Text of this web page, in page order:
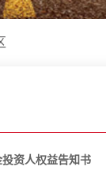
资人权益告知书